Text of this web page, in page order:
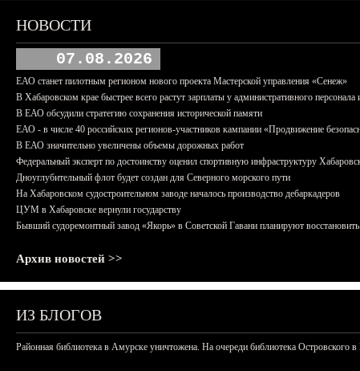
НОВОСТИ
07.08.2026
ЕАО станет пилотным регионом нового проекта Мастерской управления «Сенеж»
В Хабаровском крае быстрее всего растут зарплаты у административного персонала
В ЕАО обсудили стратегию сохранения исторической памяти
ЕАО - в числе 40 российских регионов-участников кампании «Продвижение
В ЕАО значительно увеличены объемы дорожных работ
Федеральный эксперт по достоинству оценил спортивную инфраструктуру
Дноуглубительный флот будет создан для Северного морского пути
На Хабаровском судостроительном заводе началось производство дебаркадеров
ЦУМ в Хабаровске вернули государству
Бывший судоремонтный завод «Якорь» в Советской Гавани планируют восстановить
Архив новостей >>
ИЗ БЛОГОВ
Районная библиотека в Амурске уничтожена. На очереди библиотека Островского